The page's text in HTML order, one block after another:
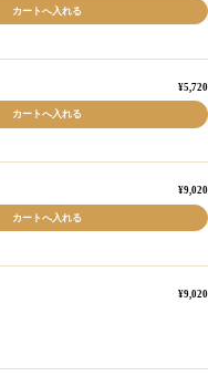
¥5,720
¥9,020
¥9,020